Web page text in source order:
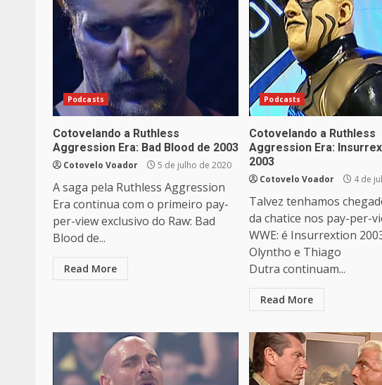
Podcasts
Cotovelando a Ruthless
Aggression Era: Bad Blood de 2003
Cotovelo Voador 5 de julho de 2020
A saga pela Ruthless Aggression
Era continua com o primeiro pay-
per-view exclusivo do Raw: Bad
Blood de...
Read More
Podcasts
Cotovelando a Ruthless
Aggression Era:
2003
Cotovelo Voador 4 de
Talvez tenhamos
da chatice nos pay-per-
WWE: é Insurrextion
Olyntho e Thiago
Dutra continuam...
Read More